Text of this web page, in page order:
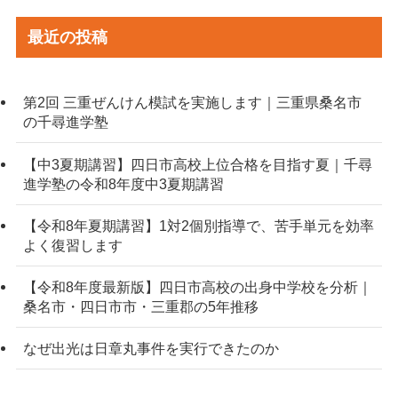
最近の投稿
第2回 三重ぜんけん模試を実施します｜三重県桑名市
の千尋進学塾
【中3夏期講習】四日市高校上位合格を目指す夏｜千尋
進学塾の令和8年度中3夏期講習
【令和8年夏期講習】1対2個別指導で、苦手単元を効率
よく復習します
【令和8年度最新版】四日市高校の出身中学校を分析｜
桑名市・四日市市・三重郡の5年推移
なぜ出光は日章丸事件を実行できたのか